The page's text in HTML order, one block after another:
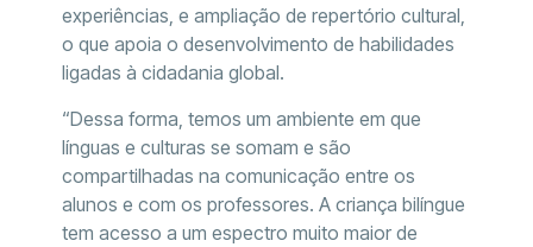
experiências, e ampliação de repertório cultural,
o que apoia o desenvolvimento de habilidades
ligadas à cidadania global.
“Dessa forma, temos um ambiente em que
línguas e culturas se somam e são
compartilhadas na comunicação entre os
alunos e com os professores. A criança bilíngue
tem acesso a um espectro muito maior de